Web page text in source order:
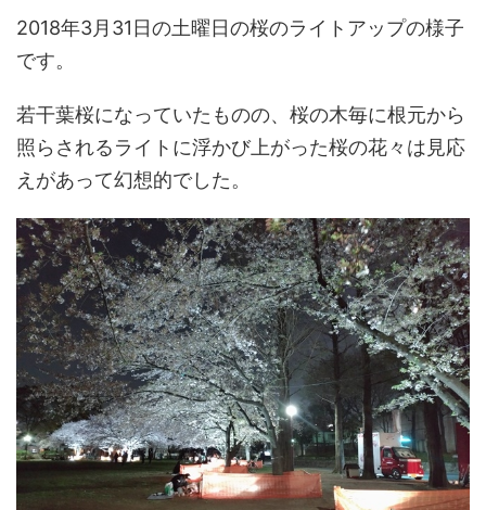
2018年3月31日の土曜日の桜のライトアップの様子
です。
若干葉桜になっていたものの、桜の木毎に根元から
照らされるライトに浮かび上がった桜の花々は見応
えがあって幻想的でした。